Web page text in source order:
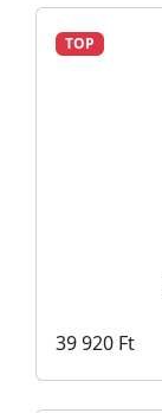
TOP
39 920 Ft